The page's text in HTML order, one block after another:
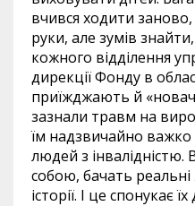
вчився ходити
руки, але зумів
кожного відділення
дирекції Фонду в
приїжджають й
зазнали травм на
їм надзвичайно важко
людей з інвалідністю.
собою, бачать
історії. І це спонукає